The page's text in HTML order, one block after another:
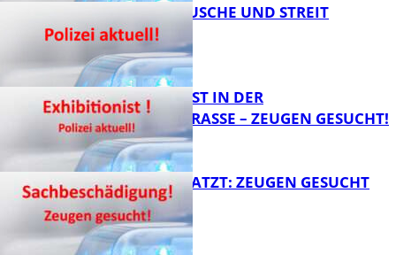
KNALLGERÄUSCHE UND STREIT
EXHIBITIONIST IN DER
VELMANNSTRASSE – ZEUGEN GESUCHT!
AUTO ZERKRATZT: ZEUGEN GESUCHT